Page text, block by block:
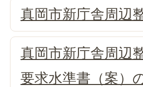
真岡市新庁舎周辺
真岡市新庁舎周辺
要求水準書（案）